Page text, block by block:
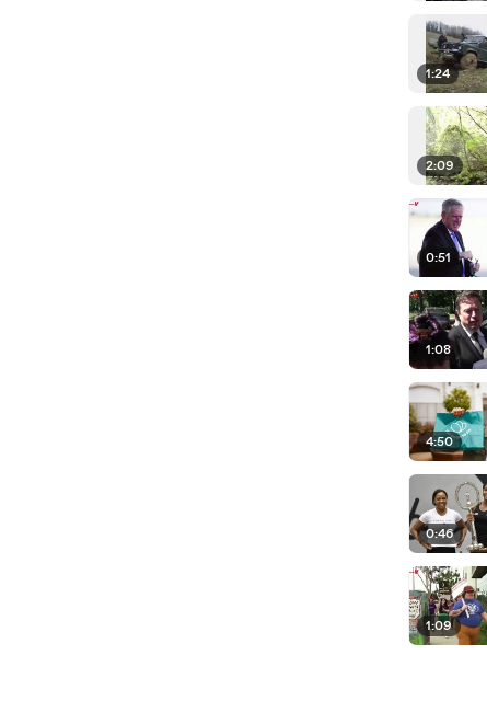
1:24
2:09
0:51
1:08
4:50
0:46
1:09